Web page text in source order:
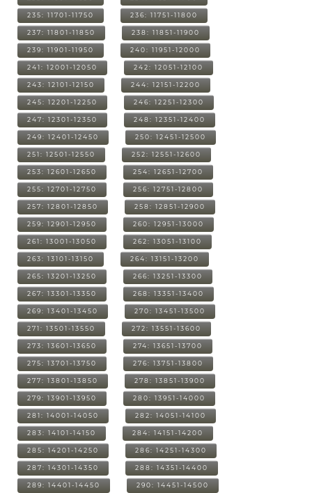
235: 11701-11750 236: 11751-11800
237: 11801-11850 238: 11851-11900
239: 11901-11950 240: 11951-12000
241: 12001-12050 242: 12051-12100
243: 12101-12150 244: 12151-12200
245: 12201-12250 246: 12251-12300
247: 12301-12350 248: 12351-12400
249: 12401-12450 250: 12451-12500
251: 12501-12550 252: 12551-12600
253: 12601-12650 254: 12651-12700
255: 12701-12750 256: 12751-12800
257: 12801-12850 258: 12851-12900
259: 12901-12950 260: 12951-13000
261: 13001-13050 262: 13051-13100
263: 13101-13150 264: 13151-13200
265: 13201-13250 266: 13251-13300
267: 13301-13350 268: 13351-13400
269: 13401-13450 270: 13451-13500
271: 13501-13550 272: 13551-13600
273: 13601-13650 274: 13651-13700
275: 13701-13750 276: 13751-13800
277: 13801-13850 278: 13851-13900
279: 13901-13950 280: 13951-14000
281: 14001-14050 282: 14051-14100
283: 14101-14150 284: 14151-14200
285: 14201-14250 286: 14251-14300
287: 14301-14350 288: 14351-14400
289: 14401-14450 290: 14451-14500